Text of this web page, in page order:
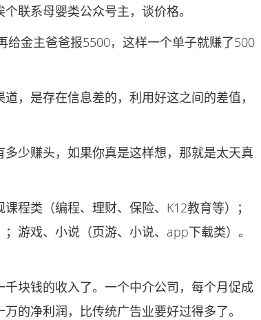
联系母婴类公众号主，谈价格。
金主爸爸报5500，这样一个单子就赚了500
是存在信息差的，利用好这之间的差值，
少赚头，如果你真是这样想，那就是太天真
类（编程、理财、保险、K12教育等）；
游戏、小说（页游、小说、app下载类）。
块钱的收入了。一个中介公司，每个月促成
的净利润，比传统广告业要好过得多了。